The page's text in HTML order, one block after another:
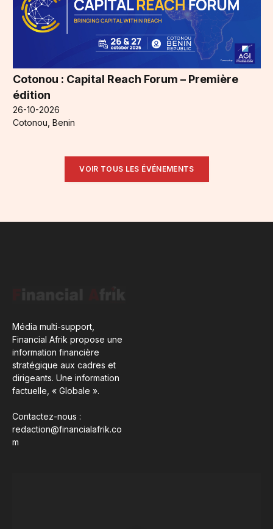
Cotonou : Capital Reach Forum – Première
édition
26-10-2026
Cotonou, Benin
VOIR TOUS LES ÉVÉNEMENTS
Média multi-support,
Financial Afrik propose une
information financière
stratégique aux cadres et
dirigeants. Une information
factuelle, « Globale ».
Contactez-nous :
redaction@financialafrik.co
m